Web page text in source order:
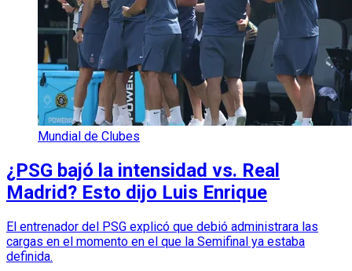
Mundial de Clubes
¿PSG bajó la intensidad vs. Real
Madrid? Esto dijo Luis Enrique
El entrenador del PSG explicó que debió administrara las
cargas en el momento en el que la Semifinal ya estaba
definida.